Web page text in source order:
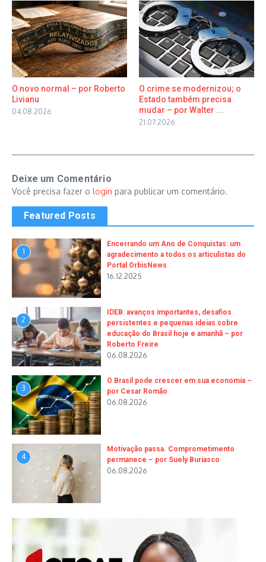
O novo normal – por Roberto
Livianu
04.08.2026
O crime se modernizou; o
Estado também precisa
mudar – por Walter ...
21.07.2026
Deixe um Comentário
Você precisa fazer o login para publicar um comentário.
Featured Posts
1
Encerrando um Ano de Conquistas: um
agradecimento a todos os articulistas do
Portal OrbisNews
16.12.2025
2
IDEB: avanços importantes, desafios
persistentes e pequenas ideias sobre
educação do Brasil hoje e amanhã – por
Roberto Freire
06.08.2026
3
O Brasil pode crescer em sua economia –
por Cesar Romão
06.08.2026
4
Motivação passa. Comprometimento
permanece – por Suely Buriasco
06.08.2026